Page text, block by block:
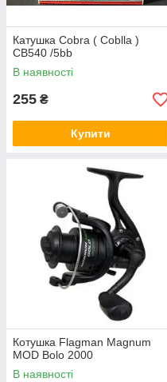
Катушка Cobra ( Coblla )
CB540 /5bb
В наявності
255 ₴
Купити
Котушка Flagman Magnum
MOD Bolo 2000
В наявності